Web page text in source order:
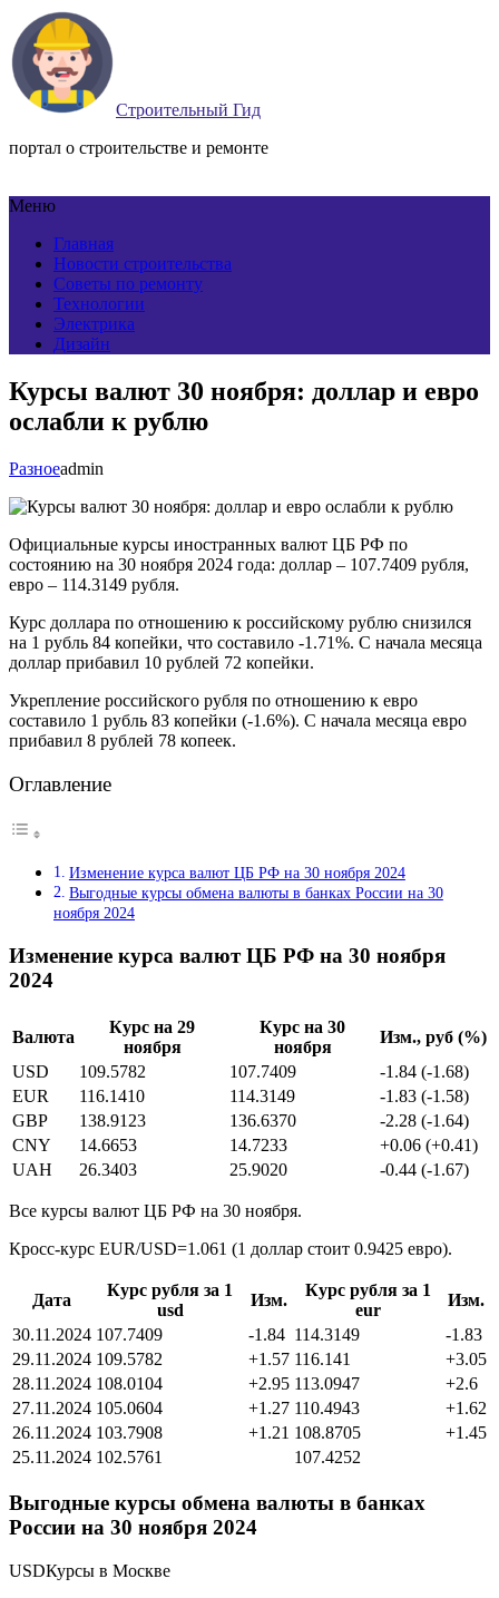
Строительный Гид
портал о строительстве и ремонте
Меню
Главная
Новости строительства
Советы по ремонту
Технологии
Электрика
Дизайн
Курсы валют 30 ноября: доллар и евро
ослабли к рублю
Разноеadmin
Официальные курсы иностранных валют ЦБ РФ по
состоянию на 30 ноября 2024 года: доллар – 107.7409 рубля,
евро – 114.3149 рубля.
Курс доллара по отношению к российскому рублю снизился
на 1 рубль 84 копейки, что составило -1.71%. С начала месяца
доллар прибавил 10 рублей 72 копейки.
Укрепление российского рубля по отношению к евро
составило 1 рубль 83 копейки (-1.6%). С начала месяца евро
прибавил 8 рублей 78 копеек.
Оглавление
Изменение курса валют ЦБ РФ на 30 ноября 2024
Выгодные курсы обмена валюты в банках России на 30
ноября 2024
Изменение курса валют ЦБ РФ на 30 ноября
2024
Валюта
Курс на 29
ноября
Курс на 30
ноября
Изм., руб (%)
USD
109.5782 107.7409
-1.84 (-1.68)
EUR
116.1410 114.3149
-1.83 (-1.58)
GBP
138.9123 136.6370
-2.28 (-1.64)
CNY
14.6653 14.7233
+0.06 (+0.41)
UAH
26.3403 25.9020 -0.44 (-1.67)
Все курсы валют ЦБ РФ на 30 ноября.
Кросс-курс EUR/USD=1.061 (1 доллар стоит 0.9425 евро).
Дата
Курс рубля за 1
usd
Изм.
Курс рубля за 1
eur
Изм.
30.11.2024 107.7409 -1.84 114.3149
-1.83
29.11.2024 109.5782 +1.57 116.141
+3.05
28.11.2024 108.0104 +2.95 113.0947
+2.6
27.11.2024 105.0604 +1.27 110.4943
+1.62
26.11.2024 103.7908 +1.21 108.8705
+1.45
25.11.2024 102.5761 107.4252
Выгодные курсы обмена валюты в банках
России на 30 ноября 2024
USDКурсы в Москве